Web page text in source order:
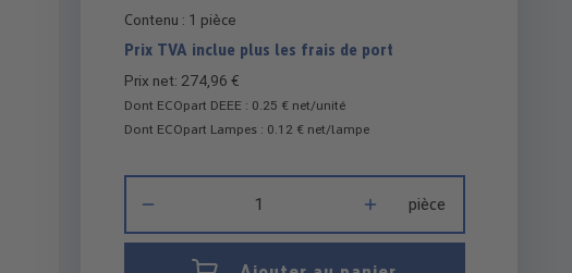
Contenu : 1 pièce
Prix TVA inclue plus les frais de port
Prix net: 274,96 €
Dont ECOpart DEEE : 0.25 € net/unité
Dont ECOpart Lampes : 0.12 € net/lampe
pièce